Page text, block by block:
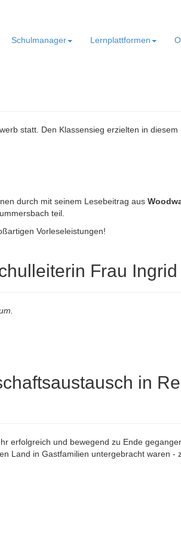
Schulmanager Lernplattformen
statt. Den Klassensieg erzielten in diesem
durch mit seinem Lesebeitrag aus
teil.
Vorleseleistungen!
Frau
in
erfolgreich und bewegend zu Ende
Land in Gastfamilien untergebracht waren -